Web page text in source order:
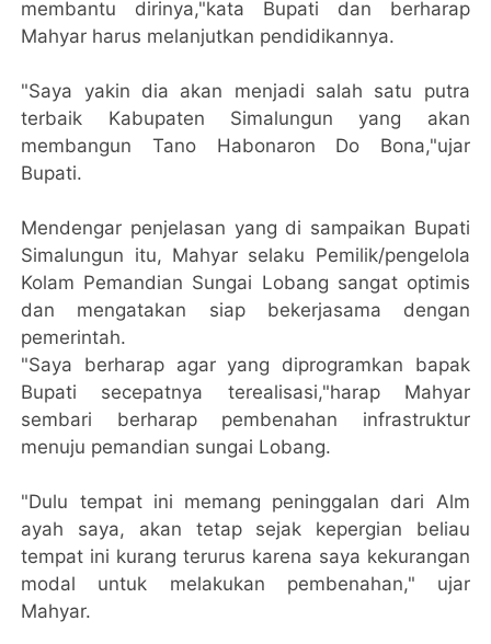
membantu dirinya,"kata Bupati dan berharap
Mahyar harus melanjutkan pendidikannya.
"Saya yakin dia akan menjadi salah satu putra
terbaik Kabupaten Simalungun yang akan
membangun Tano Habonaron Do Bona,"ujar
Bupati.
Mendengar penjelasan yang di sampaikan Bupati
Simalungun itu, Mahyar selaku Pemilik/pengelola
Kolam Pemandian Sungai Lobang sangat optimis
dan mengatakan siap bekerjasama dengan
pemerintah.
"Saya berharap agar yang diprogramkan bapak
Bupati secepatnya terealisasi,"harap Mahyar
sembari berharap pembenahan infrastruktur
menuju pemandian sungai Lobang.
"Dulu tempat ini memang peninggalan dari Alm
ayah saya, akan tetap sejak kepergian beliau
tempat ini kurang terurus karena saya kekurangan
modal untuk melakukan pembenahan," ujar
Mahyar.